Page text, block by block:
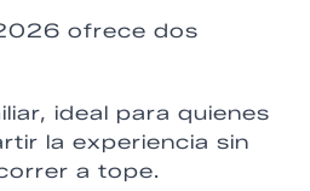
ofrece dos
ideal para quienes
la experiencia sin
a tope.